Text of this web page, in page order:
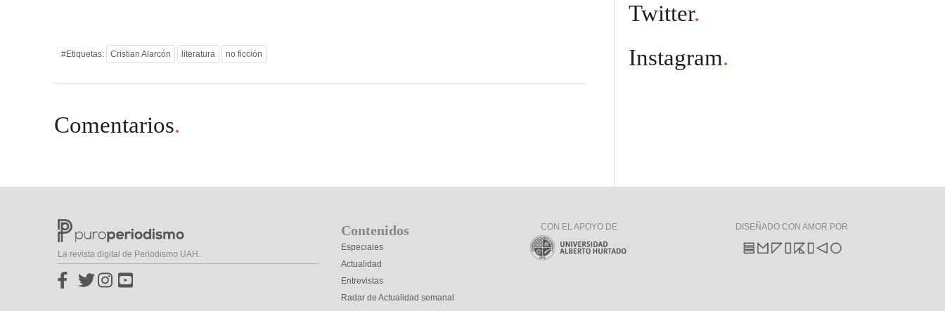
#Etiquetas: Cristian Alarcón literatura no ficción
Comentarios.
Twitter.
Instagram.
La revista digital de Periodismo UAH.
Contenidos
Especiales
Actualidad
Entrevistas
Radar de Actualidad semanal
CON EL APOYO DE DISEÑADO CON AMOR POR